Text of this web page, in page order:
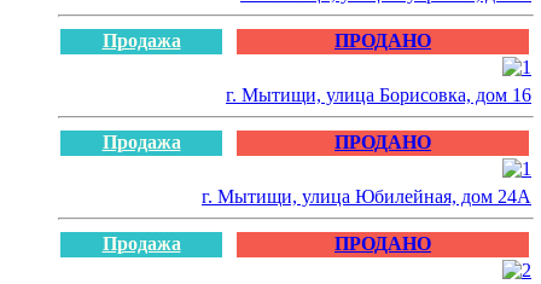
Продажа ПРОДАНО
г. Мытищи, улица Борисовка, дом 16
Продажа ПРОДАНО
г. Мытищи, улица Юбилейная, дом 24А
Продажа ПРОДАНО